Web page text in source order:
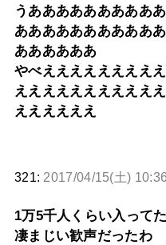
うあああああああああ
ああああああああああ
ああああああ
やべええええええええ
ええええええええええ
ええええええ
321: 2017/04/15(土)
1万5千人くらい入って
凄まじい歓声だったわ